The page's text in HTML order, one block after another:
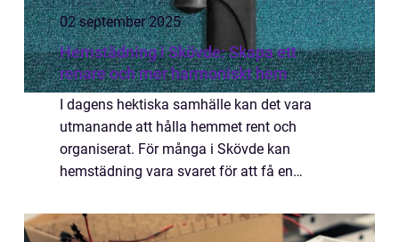
02 september 2025
Hemstädning i Skövde: Skapa ett
renare och mer harmoniskt hem
I dagens hektiska samhälle kan det vara
utmanande att hålla hemmet rent och
organiserat. För många i Skövde kan
hemstädning vara svaret för att få en
anlita profession...